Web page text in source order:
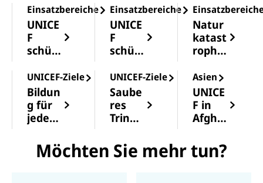
Kinder
- und
Katast
rophe
ngebi
eten
betro
ffen
Kinder
n
Einsatzbereiche
UNICE
F
schütz
Kinder
vor
Hunge
r
Einsatzbereiche
UNICE
F
schütz
Kinder
vor
Mang
elernä
hrung
Natur
katast
rophe
Bedro
hung
für
Kinder
weltw
UNICEF-Ziele
Bildun
g für
jedes
UNICEF-Ziele
Saube
res
Trinkw
rettet
Leben
Asien
UNICE
F in
Afgha
Möchten Sie mehr tun?